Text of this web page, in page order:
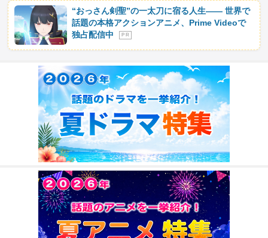
“おっさん剣聖”の一太刀に宿る人生―― 世界で
話題の本格アクションアニメ、Prime Videoで
独占配信中
P R